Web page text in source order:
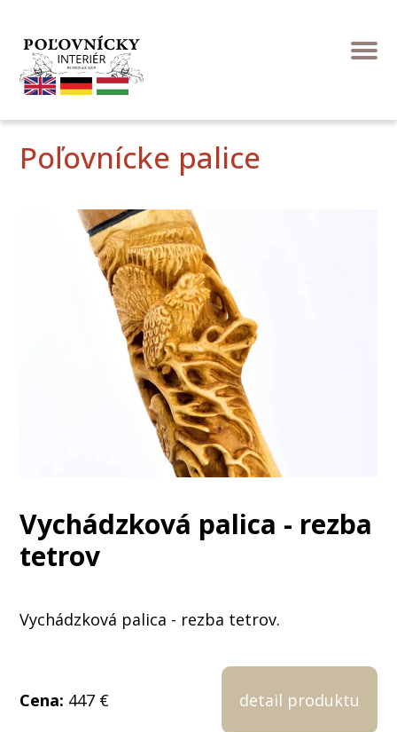
Poľovnícke palice
Vychádzková palica - rezba
tetrov
Vychádzková palica - rezba tetrov.
Cena: 447 € detail produktu